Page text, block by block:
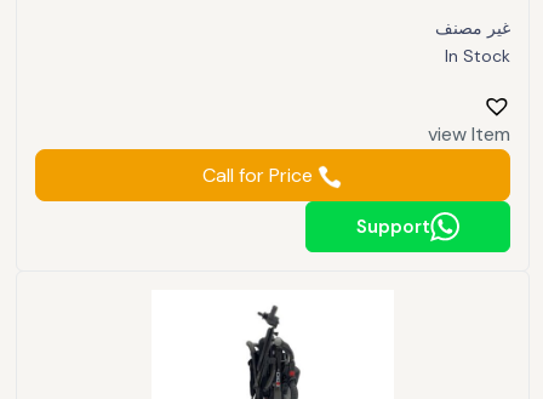
غير مصنف
In Stock
view Item
Support